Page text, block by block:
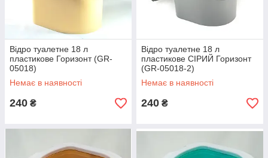
Відро туалетне 18 л
пластикове Горизонт (GR-
05018)
Немає в наявності
240 ₴
Відро туалетне 18 л
пластикове СІРИЙ Горизонт
(GR-05018-2)
Немає в наявності
240 ₴